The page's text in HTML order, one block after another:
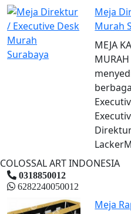
Meja
Murah
MEJA
MURAH
COLOSSAL ART INDONESIA
0318850012
6282240050012
Meja